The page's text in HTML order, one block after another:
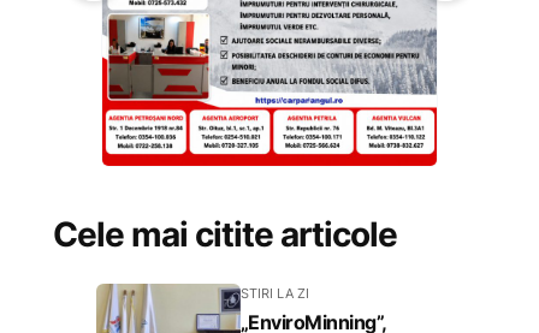
Cele mai citite articole
STIRI LA ZI
„EnviroMinning”,